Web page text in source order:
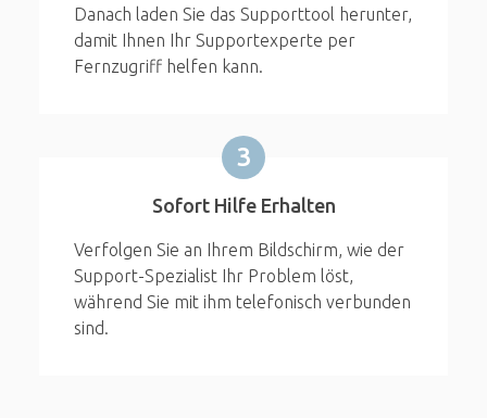
Danach laden Sie das Supporttool herunter,
damit Ihnen Ihr Supportexperte per
Fernzugriff helfen kann.
3
Sofort Hilfe Erhalten
Verfolgen Sie an Ihrem Bildschirm, wie der
Support-Spezialist Ihr Problem löst,
während Sie mit ihm telefonisch verbunden
sind.